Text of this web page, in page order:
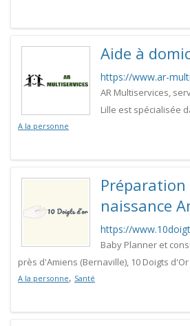
Aide à
https://www.ar-
AR Multiservices,
Lille est spécialisée
A la personne
Préparation
naissance
https://
Baby Planner et
près d'Amiens (Bernaville), 10 Doigts
A la personne, Santé